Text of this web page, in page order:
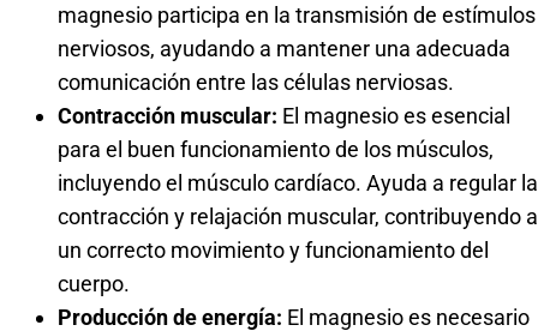
magnesio participa en la transmisión de estímulos
nerviosos, ayudando a mantener una adecuada
comunicación entre las células nerviosas.
Contracción muscular: El magnesio es esencial
para el buen funcionamiento de los músculos,
incluyendo el músculo cardíaco. Ayuda a regular la
contracción y relajación muscular, contribuyendo a
un correcto movimiento y funcionamiento del
cuerpo.
Producción de energía: El magnesio es necesario